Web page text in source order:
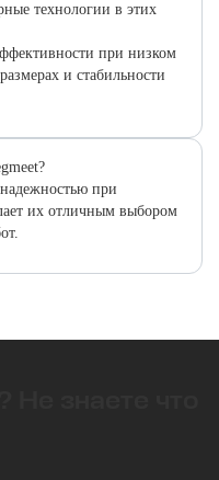
технологии в этих
при низком
и стабильности
при
их отличным выбором